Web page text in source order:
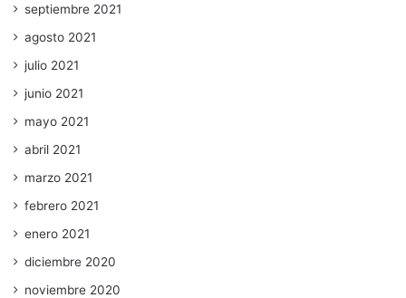
septiembre 2021
agosto 2021
julio 2021
junio 2021
mayo 2021
abril 2021
marzo 2021
febrero 2021
enero 2021
diciembre 2020
noviembre 2020